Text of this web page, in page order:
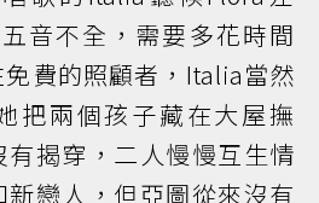
音不全，需要多花時間
費的照顧者，Italia當然
把兩個孩子藏在大屋撫
揭穿，二人慢慢互生情
戀人，但亞圖從來沒有